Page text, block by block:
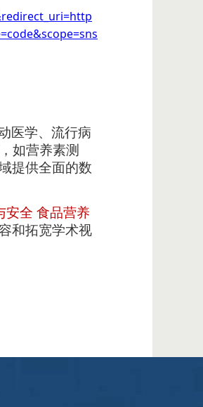
医学、流行病
如营养素测
提供全面的数
安全 食品营养
和拓宽学术视